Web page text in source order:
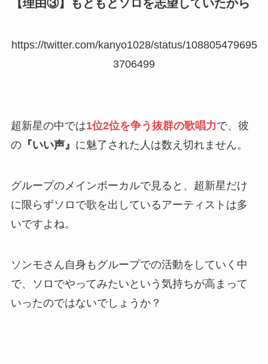
【理由③】もともとソロを志望していたから
https://twitter.com/kanyo1028/status/108805479695
3706499
超新星の中では1位2位を争う抜群の歌唱力で、彼
の『いい声』 に魅了された人は数え切れません。
グループのメインボーカルで見ると、超新星だけ
に限らずソロで歌を出しているアーティストは多
いですよね。
ソンモさん自身もグループでの活動をしていく中
で、ソロでやってみたいという気持ちが高まって
いったのではないでしょうか？